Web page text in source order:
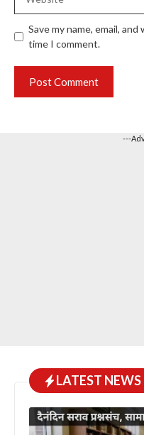
Save my name, email,
time I comment.
---
LATEST NEWS